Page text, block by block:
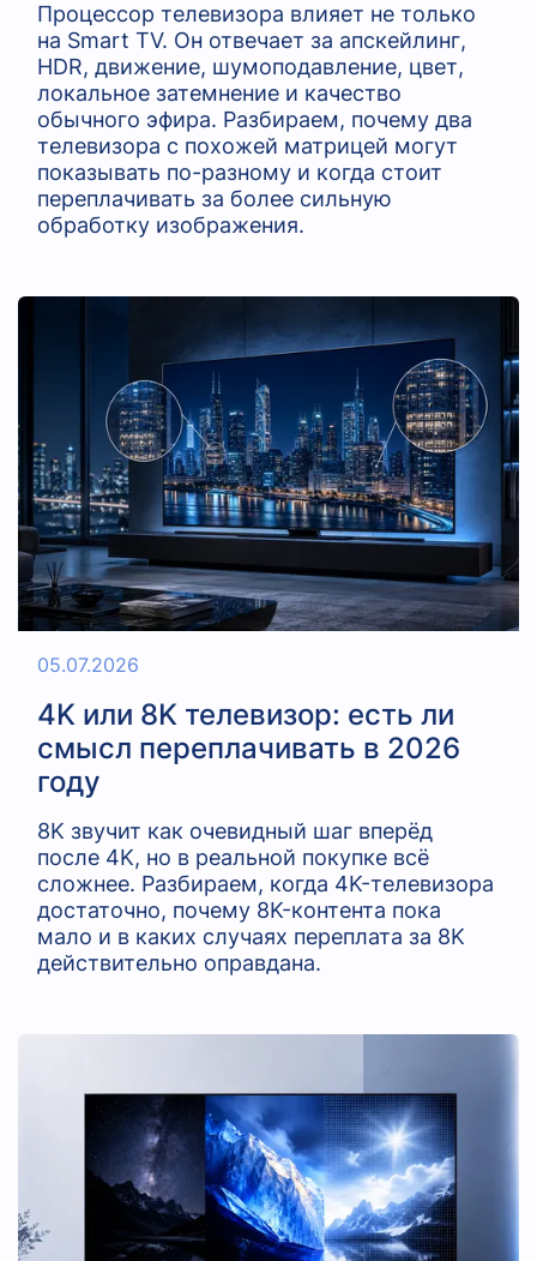
Процессор телевизора влияет не только
на Smart TV. Он отвечает за апскейлинг,
HDR, движение, шумоподавление, цвет,
локальное затемнение и качество
обычного эфира. Разбираем, почему два
телевизора с похожей матрицей могут
показывать по-разному и когда стоит
переплачивать за более сильную
обработку изображения.
4K или 8K телевизор: есть ли
смысл переплачивать в 2026
году
8K звучит как очевидный шаг вперёд
после 4K, но в реальной покупке всё
сложнее. Разбираем, когда 4K-телевизора
достаточно, почему 8K-контента пока
мало и в каких случаях переплата за 8K
действительно оправдана.
05.07.2026